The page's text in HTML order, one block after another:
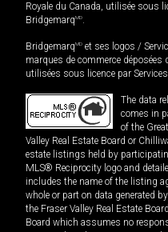
Royale du Canada, utilisée sous
BridgemarqMD.
BridgemarqMD et ses logos /
marques de commerce déposées
utilisées sous licence par
The data
comes in
of the
Valley Real Estate Board or
estate listings held by
MLS® Reciprocity logo and
includes the name of the listing
whole or part on data generated
the Fraser Valley Real Estate
Board which assumes no